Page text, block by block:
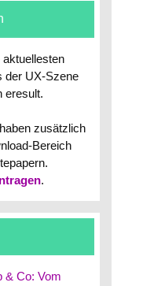
aktuellesten
der UX-Szene
eresult.
zusätzlich
Bereich
.
& Co: Vom